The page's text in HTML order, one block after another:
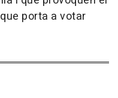
porta a votar